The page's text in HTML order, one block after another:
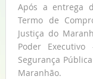
Após a entrega
Termo de
Justiça do
Poder
Segurança
Maranhão.